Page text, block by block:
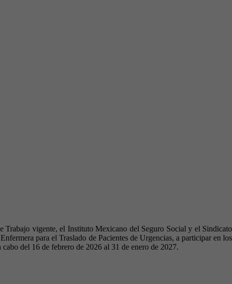
Trabajo vigente, el Instituto Mexicano del Seguro Social y el Sindicato
para el Traslado de Pacientes de Urgencias, a participar en los
del 16 de febrero de 2026 al 31 de enero de 2027.